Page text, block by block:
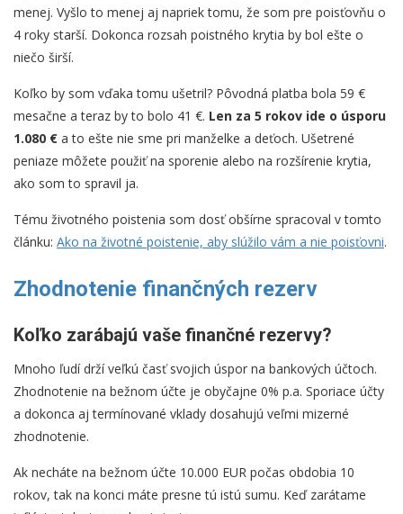
menej. Vyšlo to menej aj napriek tomu, že som pre poisťovňu o
4 roky starší. Dokonca rozsah poistného krytia by bol ešte o
niečo širší.
Koľko by som vďaka tomu ušetril? Pôvodná platba bola 59 €
mesačne a teraz by to bolo 41 €. Len za 5 rokov ide o úsporu
1.080 € a to ešte nie sme pri manželke a deťoch. Ušetrené
peniaze môžete použiť na sporenie alebo na rozšírenie krytia,
ako som to spravil ja.
Tému životného poistenia som dosť obšírne spracoval v tomto
článku: Ako na životné poistenie, aby slúžilo vám a nie poisťovni.
Zhodnotenie finančných rezerv
Koľko zarábajú vaše finančné rezervy?
Mnoho ľudí drží veľkú časť svojich úspor na bankových účtoch.
Zhodnotenie na bežnom účte je obyčajne 0% p.a. Sporiace účty
a dokonca aj termínované vklady dosahujú veľmi mizerné
zhodnotenie.
Ak necháte na bežnom účte 10.000 EUR počas obdobia 10
rokov, tak na konci máte presne tú istú sumu. Keď zarátame